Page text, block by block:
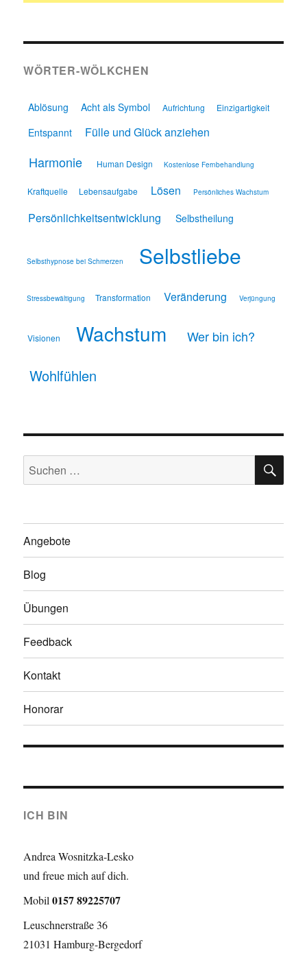
WÖRTER-WÖLKCHEN
Ablösung Acht als Symbol Aufrichtung Einzigartigkeit
Entspannt Fülle und Glück anziehen
Harmonie Human Design Kostenlose Fernbehandlung
Kraftquelle Lebensaufgabe Lösen Persönliches Wachstum
Persönlichkeitsentwicklung Selbstheilung
Selbsthypnose bei Schmerzen Selbstliebe
Stressbewältigung Transformation Veränderung Verjüngung
Visionen Wachstum Wer bin ich?
Wohlfühlen
Suchen
nach:
Angebote
Blog
Übungen
Feedback
Kontakt
Honorar
ICH BIN
Andrea Wosnitzka-Lesko
und freue mich auf dich.
Mobil0157 89225707
Leuschnerstraße 36
21031 Hamburg-Bergedorf